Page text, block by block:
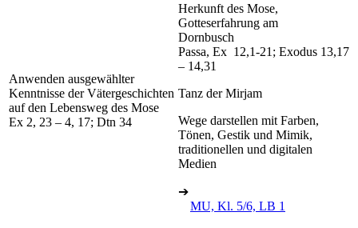
Anwenden ausgewählter
Kenntnisse der Vätergeschichten
auf den Lebensweg des Mose
Ex 2, 23 – 4, 17; Dtn 34
Herkunft des Mose,
Gotteserfahrung am
Dornbusch
Passa, Ex 12,1-21; Exodus 13,17
– 14,31
Tanz der Mirjam
Wege darstellen mit Farben,
Tönen, Gestik und Mimik,
traditionellen und digitalen
Medien
➔
MU, Kl. 5/6, LB 1